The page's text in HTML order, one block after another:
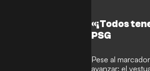
«¡Todos
PSG
Pese al
avanzar: el